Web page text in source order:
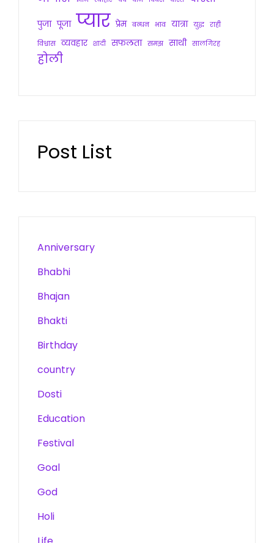
पुजा पूजा प्यार प्रेम बन्धन भाव यात्रा युद्ध राही
विश्वास व्यवहार शादी सफलता समझ साथी सालगिरह
होली
Post List
Anniversary
Bhabhi
Bhajan
Bhakti
Birthday
country
Dosti
Education
Festival
Goal
God
Holi